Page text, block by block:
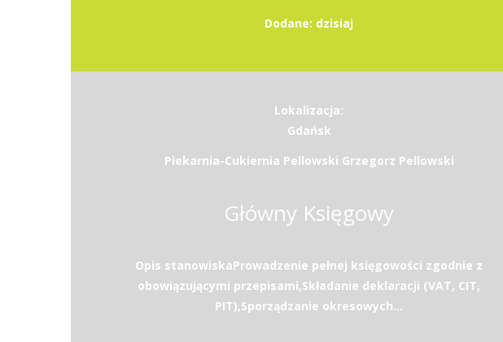
Dodane: dzisiaj
Lokalizacja:
Gdańsk
Piekarnia-Cukiernia Pellowski Grzegorz Pellowski
Główny Księgowy
Opis stanowiskaProwadzenie pełnej księgowości zgodnie z
obowiązującymi przepisami,Składanie deklaracji (VAT, CIT,
PIT),Sporządzanie okresowych...